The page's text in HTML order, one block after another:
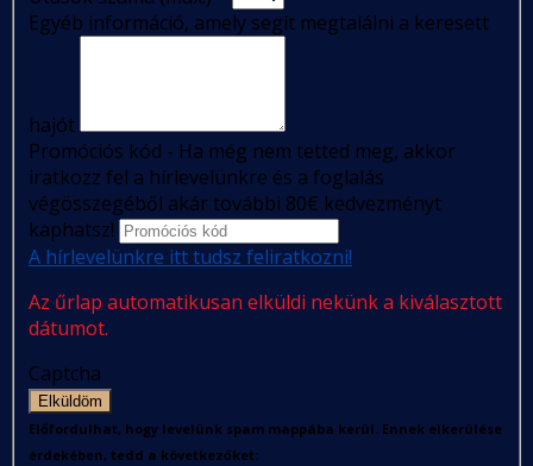
Egyéb információ, amely segít megtalálni a keresett
hajót
Promóciós kód - Ha még nem tetted meg, akkor
iratkozz fel a hírlevelünkre és a foglalás
végösszegéből akár további 80€ kedvezményt
kaphatsz!
A hírlevelünkre itt tudsz feliratkozni!
Az űrlap automatikusan elküldi nekünk a kiválasztott
dátumot.
Captcha
Elküldöm
Előfordulhat, hogy levelünk spam mappába kerül. Ennek elkerülése
érdekében, tedd a következőket: